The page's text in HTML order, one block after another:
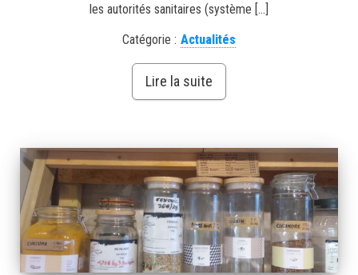
les autorités sanitaires (système […]
Catégorie : Actualités
Lire la suite